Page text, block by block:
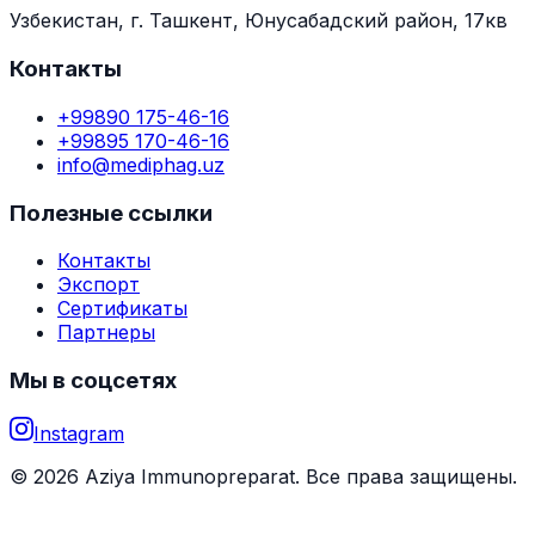
Узбекистан, г. Ташкент, Юнусабадский район, 17кв
Контакты
+99890 175-46-16
+99895 170-46-16
info@mediphag.uz
Полезные ссылки
Контакты
Экспорт
Сертификаты
Партнеры
Мы в соцсетях
Instagram
© 2026 Aziya Immunopreparat. Все права защищены.